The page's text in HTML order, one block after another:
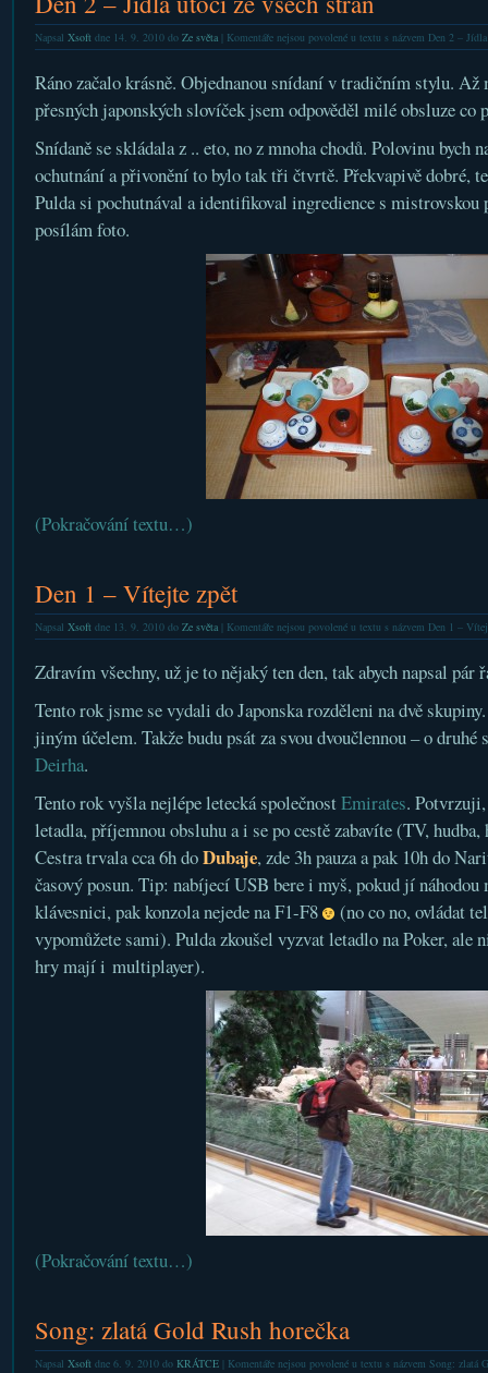
Napsal Xsoftdne 14. 9. 2010 do Ze světa| Komentáře nejsou povolenéu textu s názvem Den 2 – Jídla
Ráno začalo krásně. Objednanou snídaní v tradičním stylu.
přesných japonských slovíček jsem odpověděl milé obsluze
Snídaně se skládala z .. eto, no z mnoha chodů. Polovinu bych
ochutnání a přivonění to bylo tak tři čtvrtě. Překvapivě dobré,
Pulda si pochutnával a identifikoval ingredience s
posílám foto.
(Pokračování textu…)
Den 1 – Vítejte zpět
Napsal Xsoftdne 13. 9. 2010 do Ze světa| Komentáře nejsou povolenéu textu s názvem Den 1 –
Zdravím všechny, už je to nějaký ten den, tak abych napsal pár
Tento rok jsme se vydali do Japonska rozděleni na dvě
jiným účelem. Takže budu psát za svou dvoučlennou – o druhé
Deirha.
Tento rok vyšla nejlépe letecká společnostEmirates.
letadla, příjemnou obsluhu a i se po cestě zabavíte (TV,
Cestra trvala cca 6h doDubaje, zde 3h pauza a pak 10h do
časový posun. Tip: nabíjecí USB bere i myš, pokud jí náhodou
klávesnici, pak konzola nejede na F1-F8
(no co no, ovládat
vypomůžete sami). Pulda zkoušel vyzvat letadlo na Poker, ale
hry mají i multiplayer).
(Pokračování textu…)
Song: zlatá Gold Rush horečka
Napsal Xsoftdne 6. 9. 2010 do KRÁTCE| Komentáře nejsou povolenéu textu s názvem Song: zlatá